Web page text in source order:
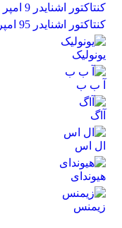
کنتاکتور اشنایدر 9 امپر ضمانتی
کنتاکتور اشنایدر 95 امپر dc
یونولیک
آ ب ب
آاگ
ال اس
هیوندای
زیمنس